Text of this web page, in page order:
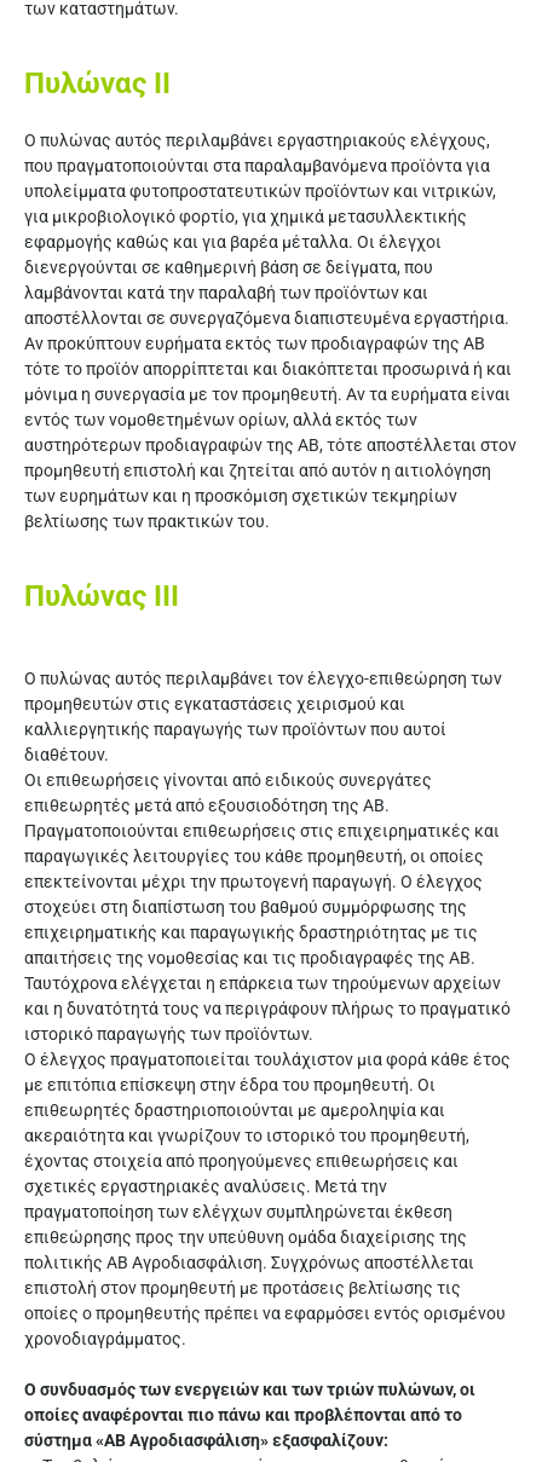
των καταστημάτων.
Πυλώνας ΙI
Ο πυλώνας αυτός περιλαμβάνει εργαστηριακούς ελέγχους,
που πραγματοποιούνται στα παραλαμβανόμενα προϊόντα για
υπολείμματα φυτοπροστατευτικών προϊόντων και νιτρικών,
για μικροβιολογικό φορτίο, για χημικά μετασυλλεκτικής
εφαρμογής καθώς και για βαρέα μέταλλα. Οι έλεγχοι
διενεργούνται σε καθημερινή βάση σε δείγματα, που
λαμβάνονται κατά την παραλαβή των προϊόντων και
αποστέλλονται σε συνεργαζόμενα διαπιστευμένα εργαστήρια.
Αν προκύπτουν ευρήματα εκτός των προδιαγραφών της ΑΒ
τότε το προϊόν απορρίπτεται και διακόπτεται προσωρινά ή και
μόνιμα η συνεργασία με τον προμηθευτή. Αν τα ευρήματα είναι
εντός των νομοθετημένων ορίων, αλλά εκτός των
αυστηρότερων προδιαγραφών της ΑΒ, τότε αποστέλλεται στον
προμηθευτή επιστολή και ζητείται από αυτόν η αιτιολόγηση
των ευρημάτων και η προσκόμιση σχετικών τεκμηρίων
βελτίωσης των πρακτικών του.
Πυλώνας ΙII
Ο πυλώνας αυτός περιλαμβάνει τον έλεγχο-επιθεώρηση των
προμηθευτών στις εγκαταστάσεις χειρισμού και
καλλιεργητικής παραγωγής των προϊόντων που αυτοί
διαθέτουν.
Οι επιθεωρήσεις γίνονται από ειδικούς συνεργάτες
επιθεωρητές μετά από εξουσιοδότηση της ΑΒ.
Πραγματοποιούνται επιθεωρήσεις στις επιχειρηματικές και
παραγωγικές λειτουργίες του κάθε προμηθευτή, οι οποίες
επεκτείνονται μέχρι την πρωτογενή παραγωγή. Ο έλεγχος
στοχεύει στη διαπίστωση του βαθμού συμμόρφωσης της
επιχειρηματικής και παραγωγικής δραστηριότητας με τις
απαιτήσεις της νομοθεσίας και τις προδιαγραφές της ΑΒ.
Ταυτόχρονα ελέγχεται η επάρκεια των τηρούμενων αρχείων
και η δυνατότητά τους να περιγράφουν πλήρως το πραγματικό
ιστορικό παραγωγής των προϊόντων.
Ο έλεγχος πραγματοποιείται τουλάχιστον μια φορά κάθε έτος
με επιτόπια επίσκεψη στην έδρα του προμηθευτή. Οι
επιθεωρητές δραστηριοποιούνται με αμεροληψία και
ακεραιότητα και γνωρίζουν το ιστορικό του προμηθευτή,
έχοντας στοιχεία από προηγούμενες επιθεωρήσεις και
σχετικές εργαστηριακές αναλύσεις. Μετά την
πραγματοποίηση των ελέγχων συμπληρώνεται έκθεση
επιθεώρησης προς την υπεύθυνη ομάδα διαχείρισης της
πολιτικής ΑΒ Αγροδιασφάλιση. Συγχρόνως αποστέλλεται
επιστολή στον προμηθευτή με προτάσεις βελτίωσης τις
οποίες ο προμηθευτής πρέπει να εφαρμόσει εντός ορισμένου
χρονοδιαγράμματος.
Ο συνδυασμός των ενεργειών και των τριών πυλώνων, οι
οποίες αναφέρονται πιο πάνω και προβλέπονται από το
σύστημα «ΑΒ Αγροδιασφάλιση» εξασφαλίζουν: